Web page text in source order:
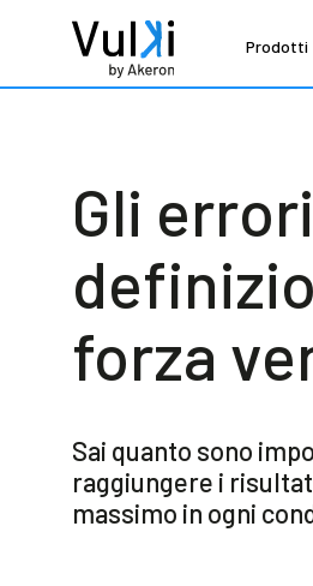
Prodotti
Gli
forza
Sai quanto sono
raggiungere i
massimo in ogni